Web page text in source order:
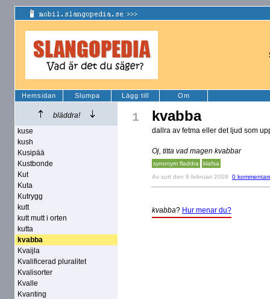
Hemsidan Slumpa Lägg till Om
bläddra!
kuse
kush
Kusipää
Kustbonde
Kut
Kuta
Kutrygg
kutt
kutt mutt i orten
kutta
kvabba
Kvaijla
Kvalificerad pluralitet
Kvalisorter
Kvalle
Kvanting
1 kvabba
dallra av fetma eller det ljud som
Oj, titta vad magen kvabbar
synonym fladdra klafsa
Av sutt den 9 februari 2009 0
kvabba? Hur menar du?